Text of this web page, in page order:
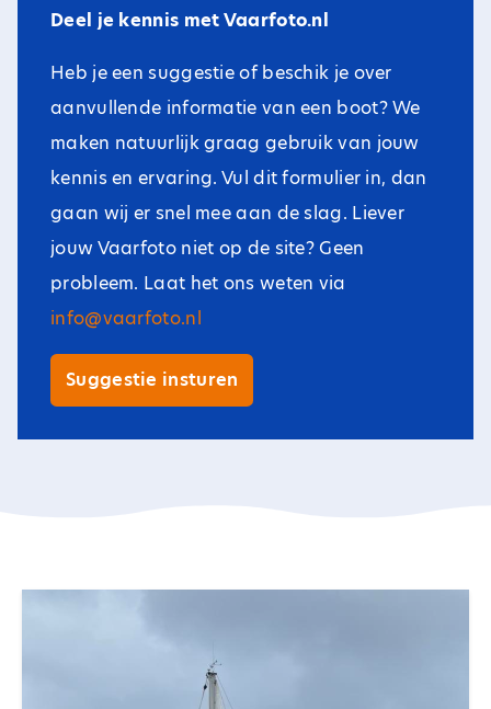
Deel je kennis met Vaarfoto.nl
Heb je een suggestie of beschik je over
aanvullende informatie van een boot? We
maken natuurlijk graag gebruik van jouw
kennis en ervaring. Vul dit formulier in, dan
gaan wij er snel mee aan de slag. Liever
jouw Vaarfoto niet op de site? Geen
probleem. Laat het ons weten via
info@vaarfoto.nl
Suggestie insturen